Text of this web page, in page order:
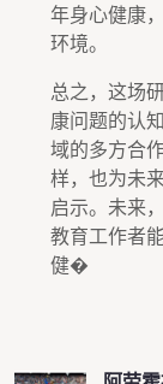
年身心健康
环境。
总之，这场
康问题的认
域的多方合
样，也为未
启示。未来
教育工作者
健�